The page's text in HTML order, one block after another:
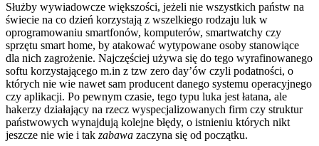
Służby wywiadowcze większości, jeżeli nie wszystkich państw na
świecie na co dzień korzystają z wszelkiego rodzaju luk w
oprogramowaniu smartfonów, komputerów, smartwatchy czy
sprzętu smart home, by atakować wytypowane osoby stanowiące
dla nich zagrożenie. Najczęściej używa się do tego wyrafinowanego
softu korzystającego m.in z tzw zero day’ów czyli podatności, o
których nie wie nawet sam producent danego systemu operacyjnego
czy aplikacji. Po pewnym czasie, tego typu luka jest łatana, ale
hakerzy działający na rzecz wyspecjalizowanych firm czy struktur
państwowych wynajdują kolejne błędy, o istnieniu których nikt
jeszcze nie wie i tak zabawa zaczyna się od początku.